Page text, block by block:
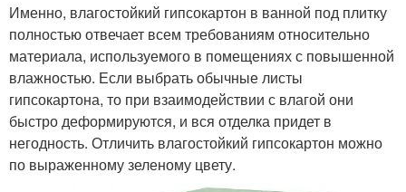
Именно, влагостойкий гипсокартон в ванной под плитку
полностью отвечает всем требованиям относительно
материала, используемого в помещениях с повышенной
влажностью. Если выбрать обычные листы
гипсокартона, то при взаимодействии с влагой они
быстро деформируются, и вся отделка придет в
негодность. Отличить влагостойкий гипсокартон можно
по выраженному зеленому цвету.